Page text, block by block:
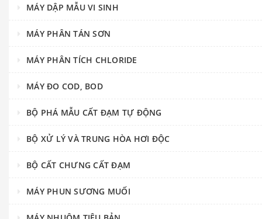
MÁY DẬP MẪU VI SINH
MÁY PHÂN TÁN SƠN
MÁY PHÂN TÍCH CHLORIDE
MÁY ĐO COD, BOD
BỘ PHÁ MẪU CẤT ĐẠM TỰ ĐỘNG
BỘ XỬ LÝ VÀ TRUNG HÒA HƠI ĐỘC
BỘ CẤT CHƯNG CẤT ĐẠM
MÁY PHUN SƯƠNG MUỐI